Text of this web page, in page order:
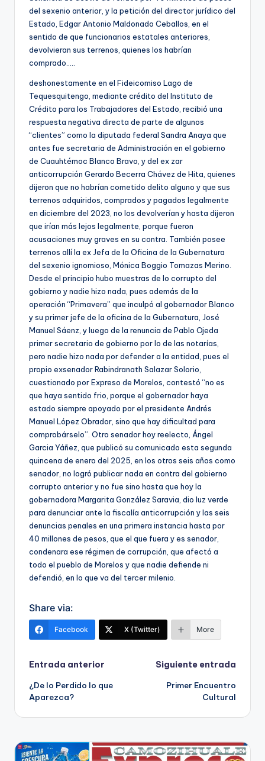
del sexenio anterior, y la petición del director jurídico del
Estado, Edgar Antonio Maldonado Ceballos, en el
sentido de que funcionarios estatales anteriores,
devolvieran sus terrenos, quienes los habrían
comprado…..
deshonestamente en el Fideicomiso Lago de
Tequesquitengo, mediante crédito del Instituto de
Crédito para los Trabajadores del Estado, recibió una
respuesta negativa directa de parte de algunos
“clientes” como la diputada federal Sandra Anaya que
antes fue secretaria de Administración en el gobierno
de Cuauhtémoc Blanco Bravo, y del ex zar
anticorrupción Gerardo Becerra Chávez de Hita, quienes
dijeron que no habrían cometido delito alguno y que sus
terrenos adquiridos, comprados y pagados legalmente
en diciembre del 2023, no los devolverían y hasta dijeron
que irían más lejos legalmente, porque fueron
acusaciones muy graves en su contra. También posee
terrenos allí la ex Jefa de la Oficina de la Gubernatura
del sexenio ignomioso, Mónica Boggio Tomazas Merino.
Desde el principio hubo muestras de lo corrupto del
gobierno y nadie hizo nada, pues además de la
operación “Primavera” que inculpó al gobernador Blanco
y su primer jefe de la oficina de la Gubernatura, José
Manuel Sáenz, y luego de la renuncia de Pablo Ojeda
primer secretario de gobierno por lo de las notarías,
pero nadie hizo nada por defender a la entidad, pues el
propio exsenador Rabindranath Salazar Solorio,
cuestionado por Expreso de Morelos, contestó “no es
que haya sentido frio, porque el gobernador haya
estado siempre apoyado por el presidente Andrés
Manuel López Obrador, sino que hay dificultad para
comprobárselo”. Otro senador hoy reelecto, Ángel
Garcia Yáñez, que publicó su comunicado esta segunda
quincena de enero del 2025, en los otros seis años como
senador, no logró publicar nada en contra del gobierno
corrupto anterior y no fue sino hasta que hoy la
gobernadora Margarita González Saravia, dio luz verde
para denunciar ante la fiscalía anticorrupción y las seis
denuncias penales en una primera instancia hasta por
40 millones de pesos, que el que fuera y es senador,
condenara ese régimen de corrupción, que afectó a
todo el pueblo de Morelos y que nadie defiende ni
defendió, en lo que va del tercer milenio.
Share via:
Facebook X (Twitter) More
Navegación
de
entradas
Entrada anterior
¿De lo Perdido lo que
Aparezca?
Siguiente entrada
Primer Encuentro
Cultural